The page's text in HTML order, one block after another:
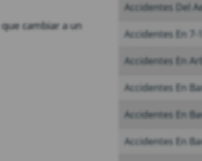
cambiar a un
Accidentes Del
Accidentes En 7-
Accidentes En
Accidentes En
Accidentes En
Accidentes En